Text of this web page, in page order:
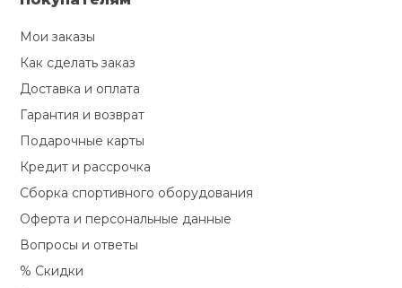
Мои заказы
Как сделать заказ
Доставка и оплата
Гарантия и возврат
Подарочные карты
Кредит и рассрочка
Сборка спортивного оборудования
Оферта и персональные данные
Вопросы и ответы
% Скидки